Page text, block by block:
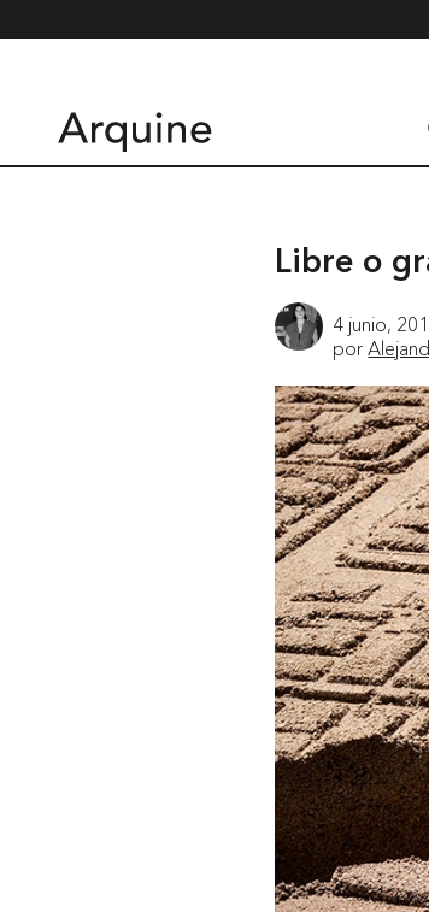
Libre o
4 junio,
por